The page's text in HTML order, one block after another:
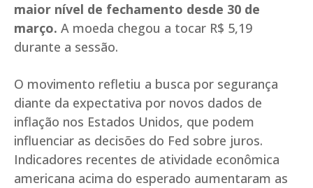
maior nível de fechamento desde 30 de
março. A moeda chegou a tocar R$ 5,19
durante a sessão.
O movimento refletiu a busca por segurança
diante da expectativa por novos dados de
inflação nos Estados Unidos, que podem
influenciar as decisões do Fed sobre juros.
Indicadores recentes de atividade econômica
americana acima do esperado aumentaram as